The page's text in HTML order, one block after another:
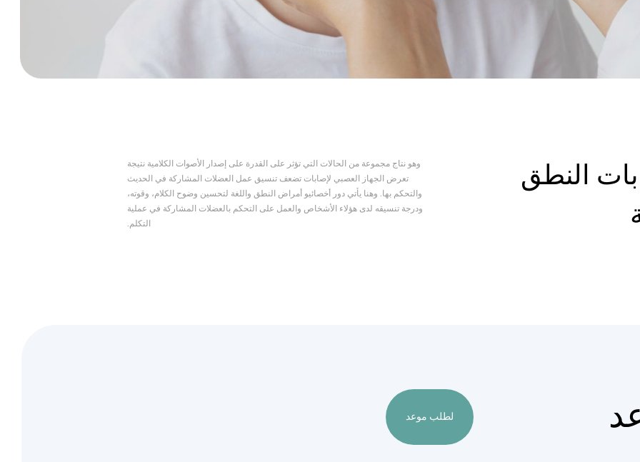
وهو نتاج مجموعة من الحالات التي تؤثر على القدرة على إصدار الأصوات الكلامية نتيجة
تعرض الجهاز العصبي لإصابات تضعف تنسيق عمل العضلات المشاركة في الحديث
والتحكم بها. وهنا يأتي دور أخصائيو أمراض النطق واللغة لتحسين وضوح الكلام، وقوته،
ودرجة تنسيقه لدى هؤلاء الأشخاص والعمل على التحكم بالعضلات المشاركة في عملية
التكلم.
النطق
لطلب موعد